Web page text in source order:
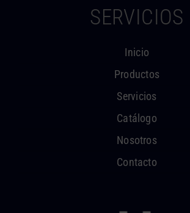
SERVICIOS
Inicio
Productos
Servicios
Catálogo
Nosotros
Contacto